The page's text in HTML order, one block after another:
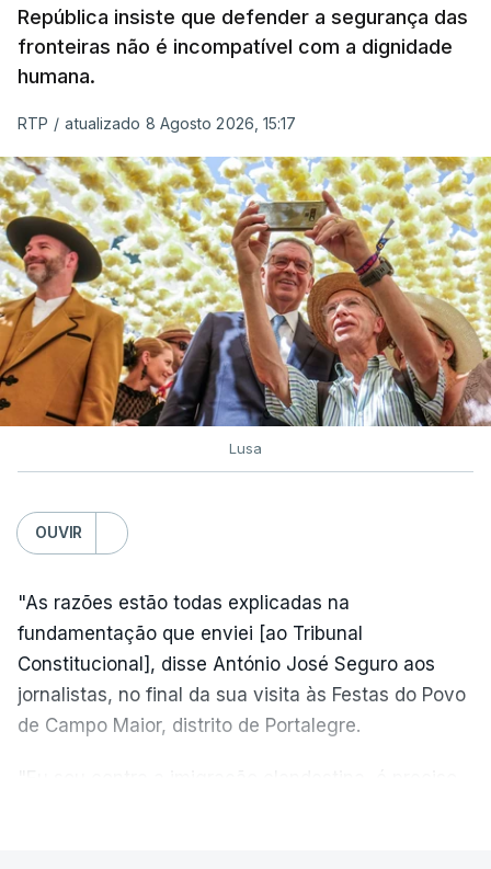
República insiste que defender a segurança das
fronteiras não é incompatível com a dignidade
humana.
RTP / atualizado 8 Agosto 2026, 15:17
Lusa
OUVIR
"As razões estão todas explicadas na
fundamentação que enviei [ao Tribunal
Constitucional], disse António José Seguro aos
jornalistas, no final da sua visita às Festas do Povo
de Campo Maior, distrito de Portalegre.